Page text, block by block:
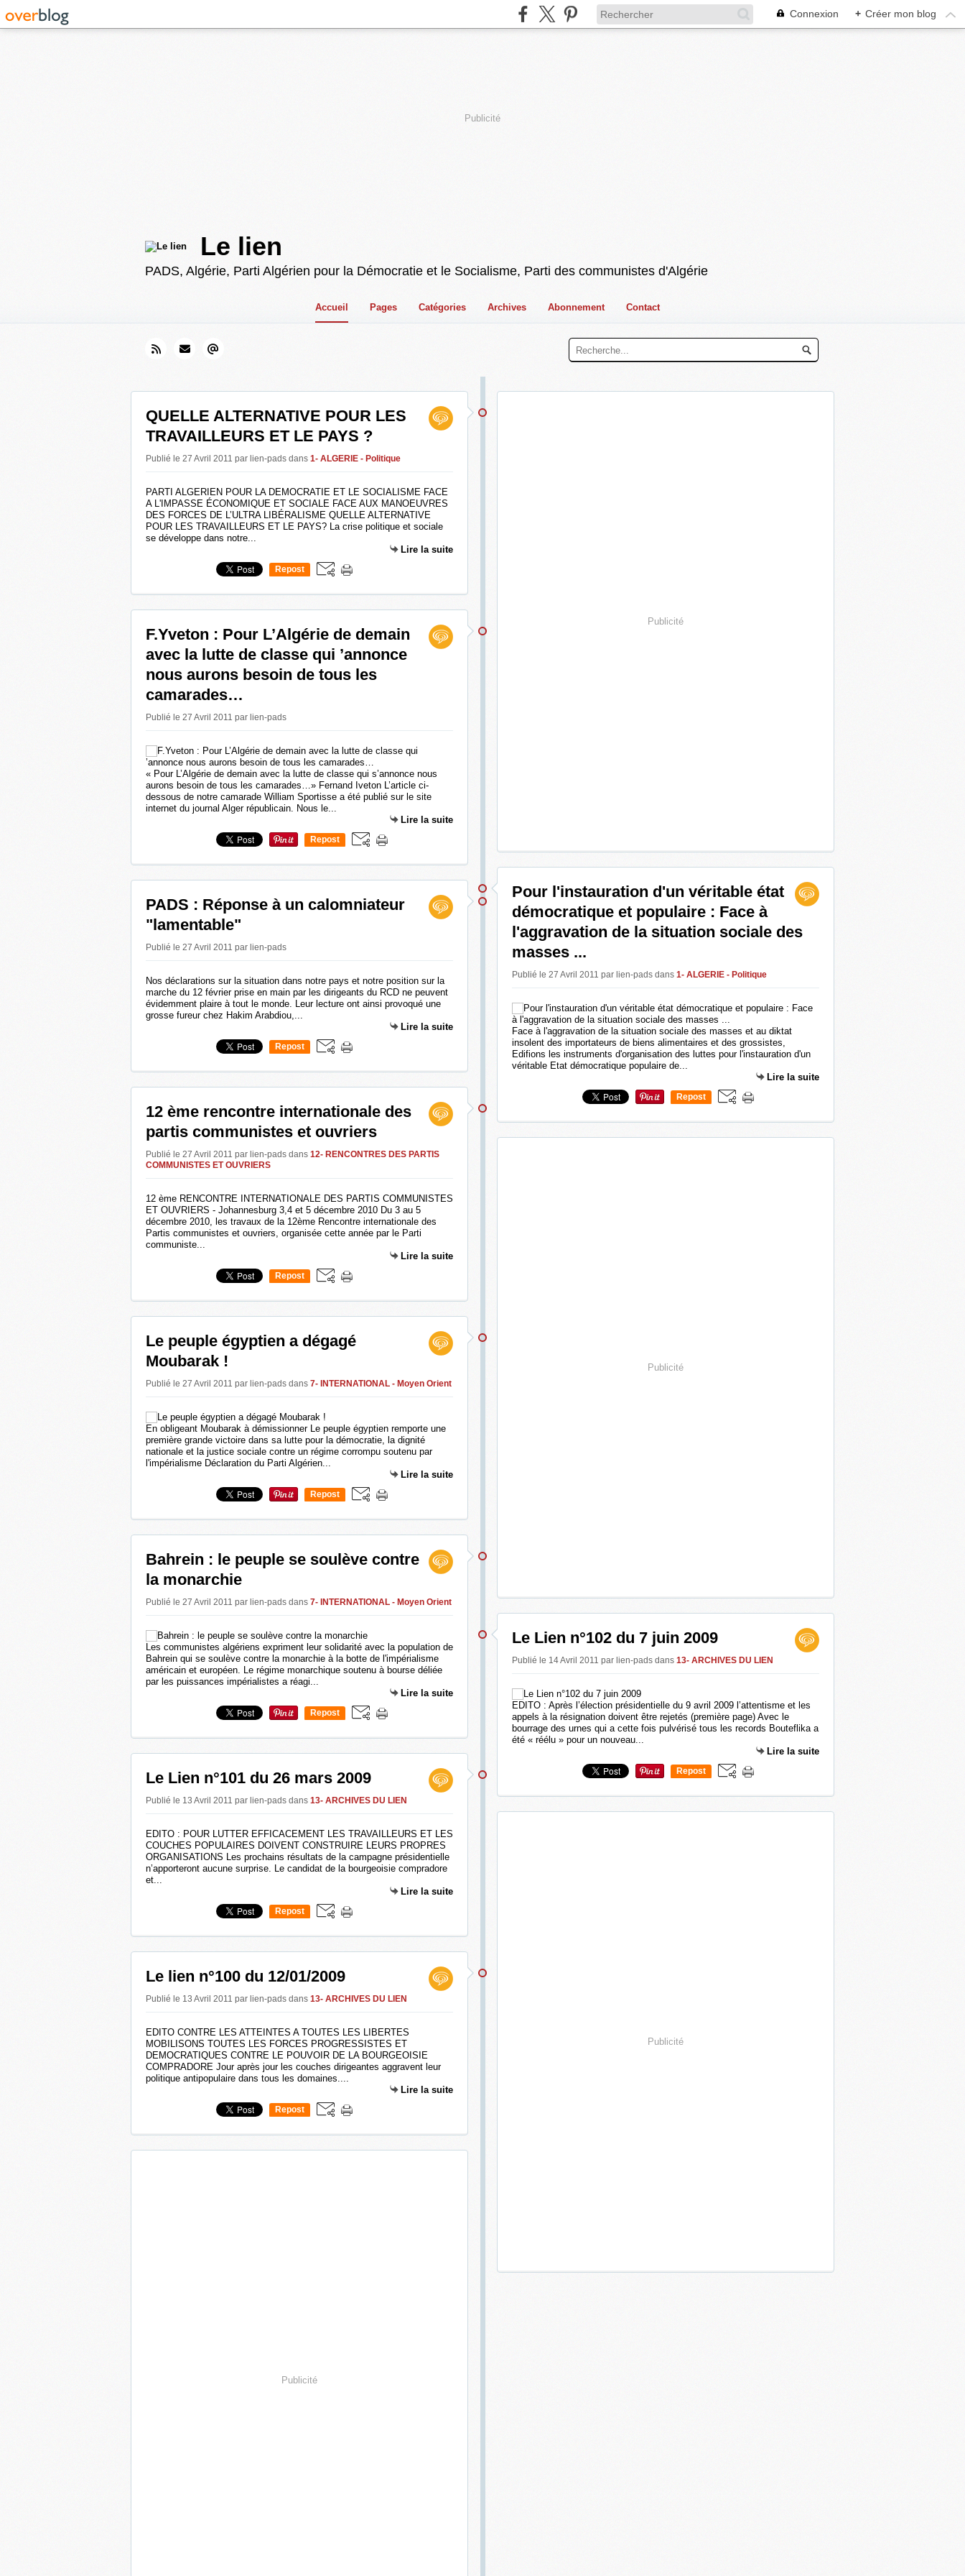
Connexion + Créer mon blog
Publicité
Le lien
PADS, Algérie, Parti Algérien pour la Démocratie et le Socialisme, Parti des communistes d'Algérie
Accueil Pages Catégories Archives Abonnement Contact
QUELLE ALTERNATIVE POUR LES
TRAVAILLEURS ET LE PAYS ?
Publié le 27 Avril 2011 par lien-pads dans 1- ALGERIE - Politique
PARTI ALGERIEN POUR LA DEMOCRATIE ET LE SOCIALISME FACE
A L'IMPASSE ÉCONOMIQUE ET SOCIALE FACE AUX MANOEUVRES
DES FORCES DE L’ULTRA LIBÉRALISME QUELLE ALTERNATIVE
POUR LES TRAVAILLEURS ET LE PAYS? La crise politique et sociale
se développe dans notre...
Lire la suite
Repost
F.Yveton : Pour L’Algérie de demain
avec la lutte de classe qui ’annonce
nous aurons besoin de tous les
camarades…
Publié le 27 Avril 2011 par lien-pads
« Pour L’Algérie de demain avec la lutte de classe qui s’annonce nous
aurons besoin de tous les camarades…» Fernand Iveton L’article ci-
dessous de notre camarade William Sportisse a été publié sur le site
internet du journal Alger républicain. Nous le...
Lire la suite
Repost
PADS : Réponse à un calomniateur
"lamentable"
Publié le 27 Avril 2011 par lien-pads
Nos déclarations sur la situation dans notre pays et notre position sur la
marche du 12 février prise en main par les dirigeants du RCD ne peuvent
évidemment plaire à tout le monde. Leur lecture ont ainsi provoqué une
grosse fureur chez Hakim Arabdiou,...
Lire la suite
Repost
12 ème rencontre internationale des
partis communistes et ouvriers
Publié le 27 Avril 2011 par lien-pads dans 12- RENCONTRES DES PARTIS
COMMUNISTES ET OUVRIERS
12 ème RENCONTRE INTERNATIONALE DES PARTIS COMMUNISTES
ET OUVRIERS - Johannesburg 3,4 et 5 décembre 2010 Du 3 au 5
décembre 2010, les travaux de la 12ème Rencontre internationale des
Partis communistes et ouvriers, organisée cette année par le Parti
communiste...
Lire la suite
Repost
Le peuple égyptien a dégagé
Moubarak !
Publié le 27 Avril 2011 par lien-pads dans 7- INTERNATIONAL - Moyen Orient
En obligeant Moubarak à démissionner Le peuple égyptien remporte une
première grande victoire dans sa lutte pour la démocratie, la dignité
nationale et la justice sociale contre un régime corrompu soutenu par
l'impérialisme Déclaration du Parti Algérien...
Lire la suite
Repost
Bahrein : le peuple se soulève contre
la monarchie
Publié le 27 Avril 2011 par lien-pads dans 7- INTERNATIONAL - Moyen Orient
Les communistes algériens expriment leur solidarité avec la population de
Bahrein qui se soulève contre la monarchie à la botte de l'impérialisme
américain et européen. Le régime monarchique soutenu à bourse déliée
par les puissances impérialistes a réagi...
Lire la suite
Repost
Le Lien n°101 du 26 mars 2009
Publié le 13 Avril 2011 par lien-pads dans 13- ARCHIVES DU LIEN
EDITO : POUR LUTTER EFFICACEMENT LES TRAVAILLEURS ET LES
COUCHES POPULAIRES DOIVENT CONSTRUIRE LEURS PROPRES
ORGANISATIONS Les prochains résultats de la campagne présidentielle
n’apporteront aucune surprise. Le candidat de la bourgeoisie compradore
et...
Lire la suite
Repost
Le lien n°100 du 12/01/2009
Publié le 13 Avril 2011 par lien-pads dans 13- ARCHIVES DU LIEN
EDITO CONTRE LES ATTEINTES A TOUTES LES LIBERTES
MOBILISONS TOUTES LES FORCES PROGRESSISTES ET
DEMOCRATIQUES CONTRE LE POUVOIR DE LA BOURGEOISIE
COMPRADORE Jour après jour les couches dirigeantes aggravent leur
politique antipopulaire dans tous les domaines....
Lire la suite
Repost
Publicité
Publicité
Pour l'instauration d'un véritable état
démocratique et populaire : Face à
l'aggravation de la situation sociale des
masses ...
Publié le 27 Avril 2011 par lien-pads dans 1- ALGERIE - Politique
Face à l'aggravation de la situation sociale des masses et au diktat
insolent des importateurs de biens alimentaires et des grossistes,
Edifions les instruments d'organisation des luttes pour l'instauration d'un
véritable Etat démocratique populaire de...
Lire la suite
Repost
Publicité
Le Lien n°102 du 7 juin 2009
Publié le 14 Avril 2011 par lien-pads dans 13- ARCHIVES DU LIEN
EDITO : Après l’élection présidentielle du 9 avril 2009 l’attentisme et les
appels à la résignation doivent être rejetés (première page) Avec le
bourrage des urnes qui a cette fois pulvérisé tous les records Bouteflika a
été « réélu » pour un nouveau...
Lire la suite
Repost
Publicité